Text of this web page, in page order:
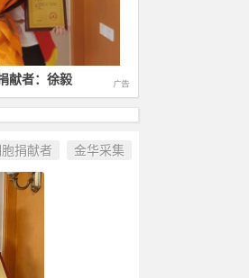
献者：徐毅
捐献者 金华采集